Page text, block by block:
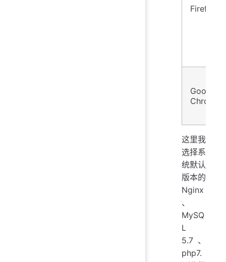
Firefox
Google
Chrome
这里我
选择系
统默认
版本的
Nginx
、
MySQ
L
5.7、
php7.